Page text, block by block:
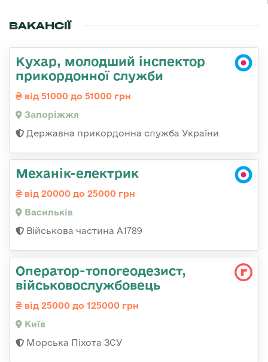
ВАКАНСІЇ
Кухар, молодший інспектор
прикордонної служби
від 51000 до 51000 грн
Запоріжжя
Державна прикордонна служба України
Механік-електрик
від 20000 до 25000 грн
Васильків
Військова частина А1789
Оператор-топогеодезист,
військовослужбовець
від 25000 до 125000 грн
Київ
Морська Піхота ЗСУ